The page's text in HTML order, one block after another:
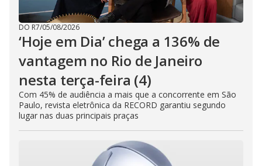
DO R7/05/08/2026
‘Hoje em Dia’ chega a 136% de
vantagem no Rio de Janeiro
nesta terça-feira (4)
Com 45% de audiência a mais que a concorrente em São
Paulo, revista eletrônica da RECORD garantiu segundo
lugar nas duas principais praças